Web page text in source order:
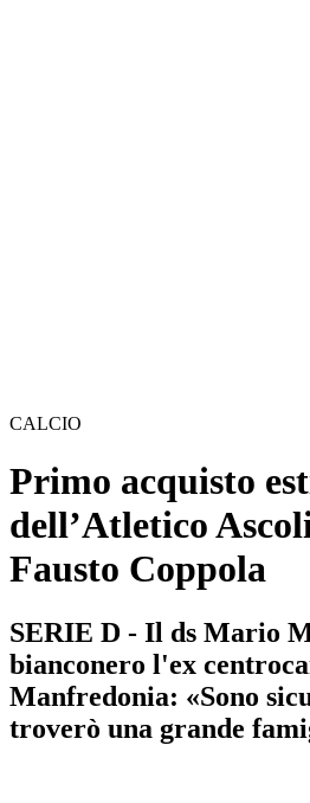
CALCIO
Primo acquisto
dell’Atletico
Fausto Coppola
SERIE D - Il ds Mario
bianconero l'ex
Manfredonia: «Sono
troverò una grande